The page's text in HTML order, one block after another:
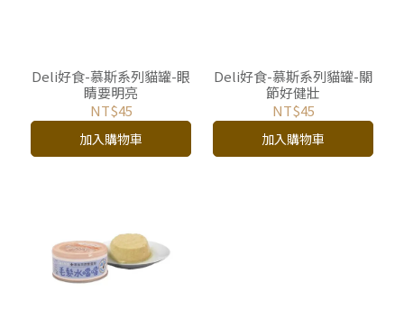
Deli好食-慕斯系列貓罐-眼
睛要明亮
NT$45
加入購物車
Deli好食-慕斯系列貓罐-關
節好健壯
NT$45
加入購物車